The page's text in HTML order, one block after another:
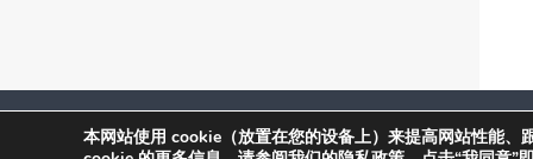
2026 Copyright ONVIF, Inc. Follow us on
本网站使用 cookie（放置在您的设备上）来提高网站性能